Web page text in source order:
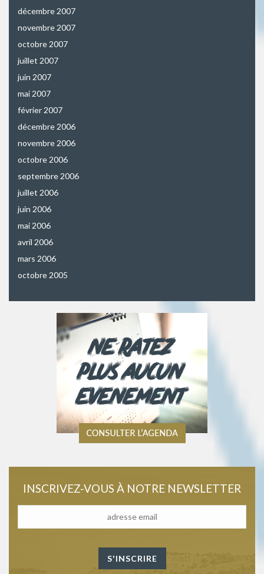
décembre 2007
novembre 2007
octobre 2007
juillet 2007
juin 2007
mai 2007
février 2007
décembre 2006
novembre 2006
octobre 2006
septembre 2006
juillet 2006
juin 2006
mai 2006
avril 2006
mars 2006
octobre 2005
INSCRIVEZ-VOUS À NOTRE NEWSLETTER